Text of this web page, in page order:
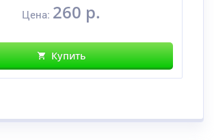
Цена: 260 р.
Купить